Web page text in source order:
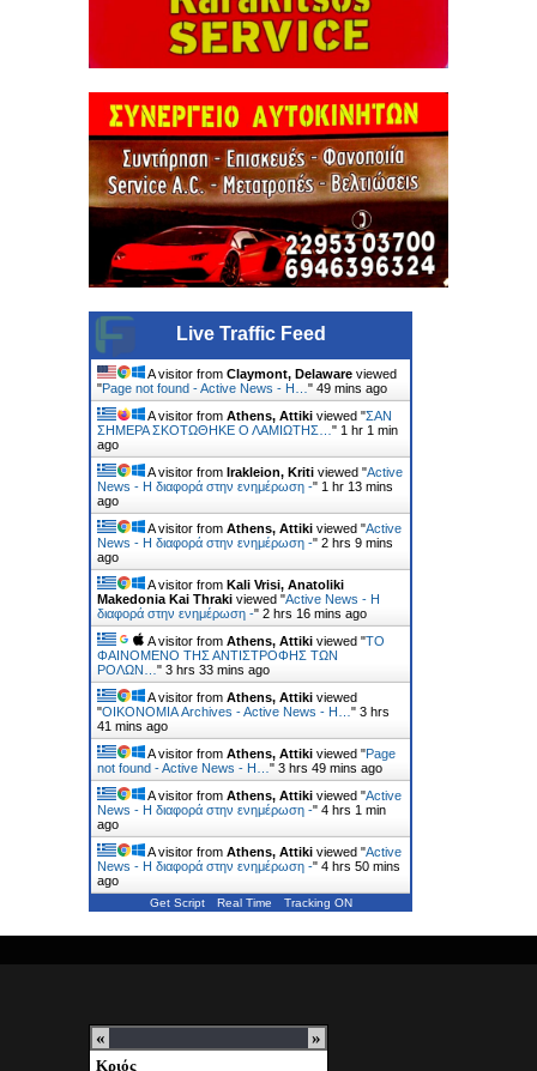
Live Traffic Feed
A visitor from Claymont, Delaware viewed
"Page not found - Active News - Η… " 49 mins ago
A visitor from Athens, Attiki viewed "ΣΑΝ
ΣΗΜΕΡΑ ΣΚΟΤΩΘΗΚΕ Ο ΛΑΜΙΩΤΗΣ… " 1 hr 1 min
ago
A visitor from Irakleion, Kriti viewed "Active
News - Η διαφορά στην ενημέρωση -" 1 hr 13 mins
ago
A visitor from Athens, Attiki viewed "Active
News - Η διαφορά στην ενημέρωση -" 2 hrs 9 mins
ago
A visitor from Kali Vrisi, Anatoliki
Makedonia Kai Thraki viewed "Active News - Η
διαφορά στην ενημέρωση -" 2 hrs 17 mins ago
A visitor from Athens, Attiki viewed "ΤΟ
ΦΑΙΝΟΜΕΝΟ ΤΗΣ ΑΝΤΙΣΤΡΟΦΗΣ ΤΩΝ
ΡΟΛΩΝ… " 3 hrs 33 mins ago
A visitor from Athens, Attiki viewed
"ΟΙΚΟΝΟΜΙΑ Archives - Active News - Η… " 3 hrs
41 mins ago
A visitor from Athens, Attiki viewed "Page
not found - Active News - Η… " 3 hrs 49 mins ago
A visitor from Athens, Attiki viewed "Active
News - Η διαφορά στην ενημέρωση -" 4 hrs 1 min
ago
A visitor from Athens, Attiki viewed "Active
News - Η διαφορά στην ενημέρωση -" 4 hrs 50 mins
ago
Get Script Real Time Tracking ON